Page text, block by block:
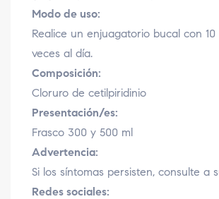
Modo de uso:
Realice un enjuagatorio bucal con 10
veces al día.
Composición:
Cloruro de cetilpiridinio
Presentación/es:
Frasco 300 y 500 ml
Advertencia:
Si los síntomas persisten, consulte a
Redes sociales: